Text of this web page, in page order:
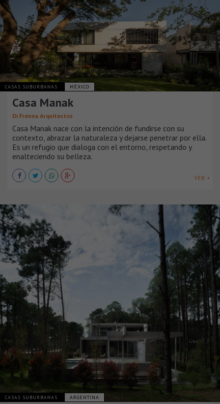
CASAS SUBURBANAS MÉXICO
Casa Manak
Di Frenna Arquitectos
Casa Manak nace con la intención de fundirse con su
contexto, abrazar la naturaleza y dejarse penetrar por ella.
Es un refugio que dialoga con el entorno, respetando y
enalteciendo su belleza.
VER +
CASAS SUBURBANAS ARGENTINA